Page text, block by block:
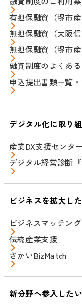
有担保融資（堺市
無担保融資（大阪信
無担保融資（堺市
融資制度のよくあ
申込提出書類一覧
デジタル化に取り
産業DX支援センター
デジタル経営診断『
ビジネスを拡大し
ビジネスマッチン
伝統産業支援
さかいBizMatch
新分野へ参入したい